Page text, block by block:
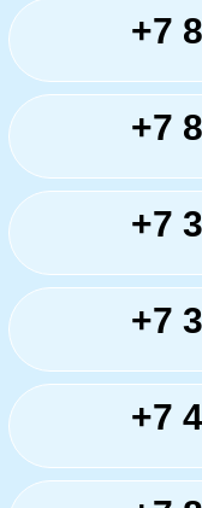
+7
+7
+7
+7
+7